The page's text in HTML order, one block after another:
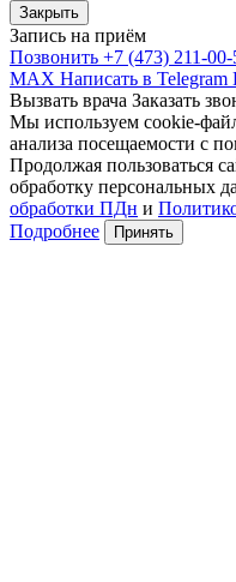
Закрыть
Запись на приём
Позвонить +7 (473) 211-00-
MAX Написать в Telegram
Вызвать врача Заказать
Мы используем cookie-
анализа посещаемости с
Продолжая пользоваться
обработку персональных
обработки ПДн и
Подробнее
Принять